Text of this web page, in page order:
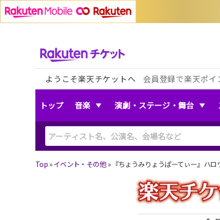
ようこそ楽天チケットへ 会員登録で楽天ポ
トップ 音楽 演劇・ステージ・舞台
Top »イベント・その他» 『ちょうみりょうぱーてぃー』ハ